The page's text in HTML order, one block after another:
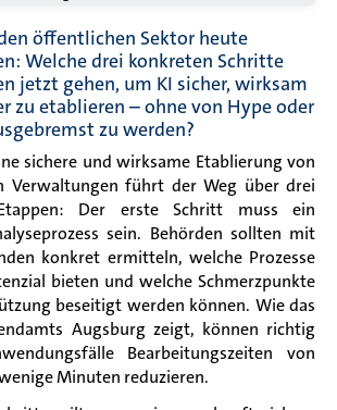
öffentlichen Sektor heute
Welche drei konkreten Schritte
jetzt gehen, um KI sicher, wirksam
zu etablieren – ohne von Hype oder
zu werden?
sichere und wirksame Etablierung von
Verwaltungen führt der Weg über drei
Der erste Schritt muss ein
sein. Behörden sollten mit
konkret ermitteln, welche Prozesse
bieten und welche Schmerzpunkte
beseitigt werden können. Wie das
Augsburg zeigt, können richtig
Bearbeitungszeiten von
Minuten reduzieren.